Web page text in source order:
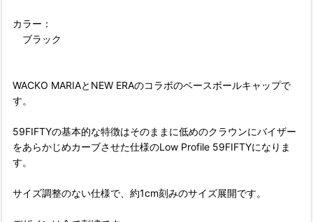
カラー：
ブラック
WACKO MARIAとNEW ERAのコラボのベースボールキャップで
す。
59FIFTYの基本的な特徴はそのままに低めのクラウンにバイザー
をあらかじめカーブさせた仕様のLow Profile 59FIFTYになりま
す。
サイズ調整のない仕様で、約1cm刻みのサイズ展開です。